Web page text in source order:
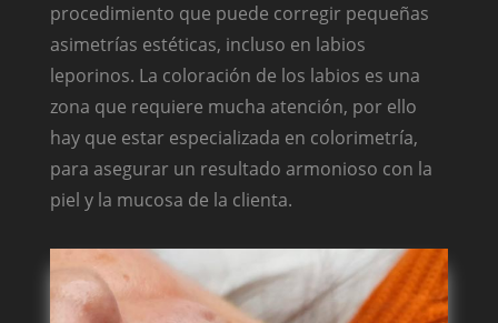
procedimiento que puede corregir pequeñas
asimetrías estéticas, incluso en labios
leporinos. La coloración de los labios es una
zona que requiere mucha atención, por ello
hay que estar especializada en colorimetría,
para asegurar un resultado armonioso con la
piel y la mucosa de la clienta.